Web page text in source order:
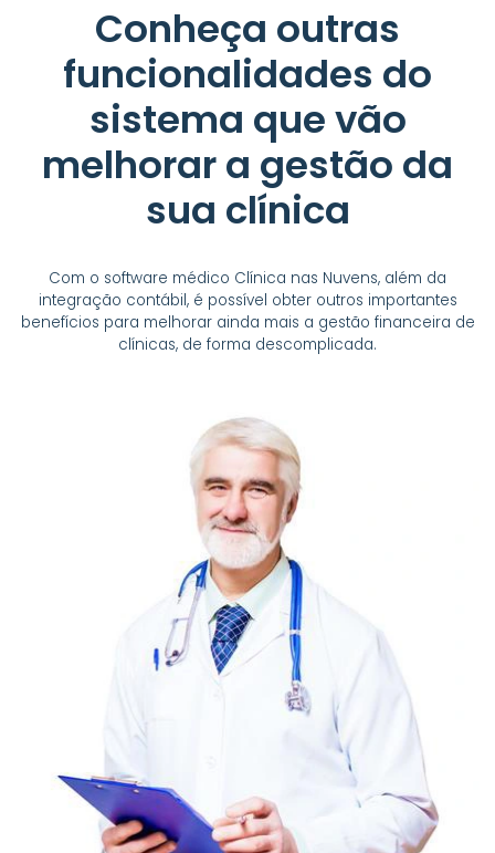
Conheça outras
funcionalidades do
sistema que vão
melhorar a gestão da
sua clínica
Com o software médico Clínica nas Nuvens, além da
integração contábil, é possível obter outros importantes
benefícios para melhorar ainda mais a gestão financeira de
clínicas, de forma descomplicada.